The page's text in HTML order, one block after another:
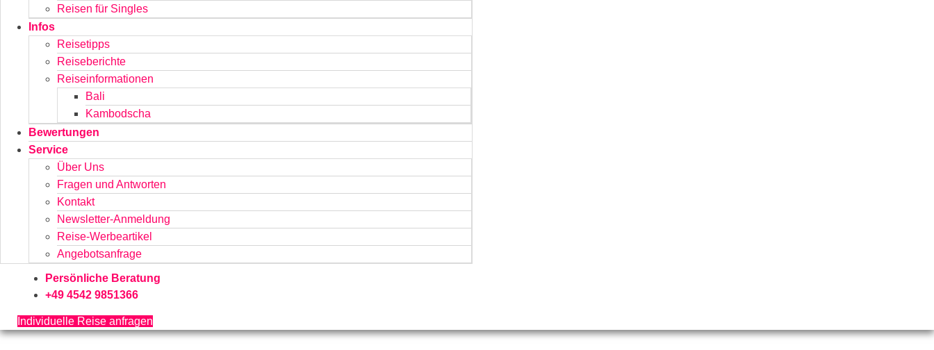
Reisen für Singles
Infos
Reisetipps
Reiseberichte
Reiseinformationen
Bali
Kambodscha
Bewertungen
Service
Über Uns
Fragen und Antworten
Kontakt
Newsletter-Anmeldung
Reise-Werbeartikel
Angebotsanfrage
Persönliche Beratung
+49 4542 9851366
Individuelle Reise anfragen